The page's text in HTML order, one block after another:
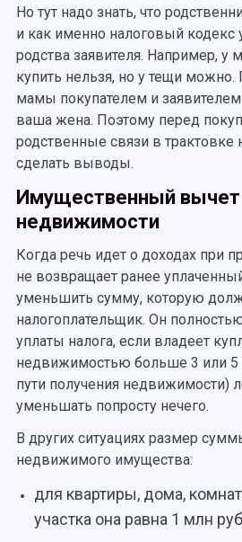
Но тут надо знать, что
и как именно налоговый кодекс
родства заявителя. Например, у
купить нельзя, но у тещи
мамы покупателем и
ваша жена. Поэтому перед
родственные связи в трактовке
сделать выводы.
Имущественный
недвижимости
Когда речь идет о доходах при
не возвращает ранее
уменьшить сумму, которую
налогоплательщик. Он
уплаты налога, если владеет
недвижимостью больше 3 или 5
пути получения недвижимости)
уменьшать попросту нечего.
В других ситуациях размер
недвижимого имущества:
для квартиры, дома,
участка она равна 1 млн